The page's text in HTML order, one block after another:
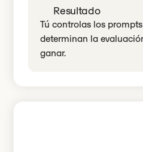
Resultado
Tú controlas los
determinan la
ganar.